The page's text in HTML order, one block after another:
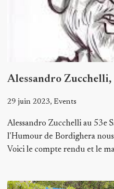
Alessandro Zucchelli,
29 juin 2023, Events
Alessandro Zucchelli au 53e
l'Humour de Bordighera
Voici le compte rendu et le